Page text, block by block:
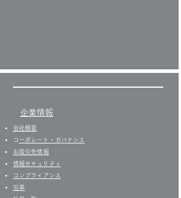
一言をいただきました
企業情報
会社概要
​ コーポレート・ガバナンス
お取引先情報
​情報セキュリティ
コンプライアンス
沿革